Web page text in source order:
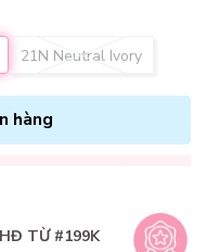
21N Neutral Ivory
hàng
TỪ #199K